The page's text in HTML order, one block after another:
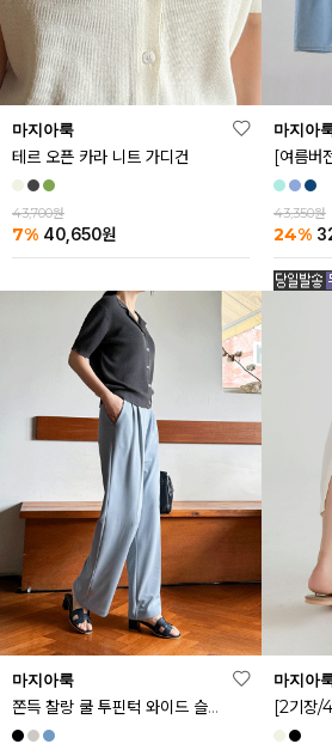
마지아룩
테르 오픈 카라 니트 가디건
43,700원
7% 40,650원
마지아
43,350원
24%
마지아룩
쫀득 찰랑 쿨 투핀턱 와이드 슬랙스
마지아